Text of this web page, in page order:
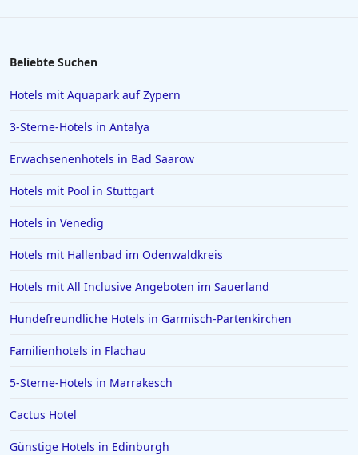
Hotels auf Korfu
Hotels in Antalya
Hotels in Neumünster
Hotels in Mayrhofen
Hotels in Elmshorn
Hotels in Hamm
Hotels in Marseille
Hotels in Luxemburg
Beliebte Suchen
Hotels mit Aquapark auf Zypern
3-Sterne-Hotels in Antalya
Erwachsenenhotels in Bad Saarow
Hotels mit Pool in Stuttgart
Hotels in Venedig
Hotels mit Hallenbad im Odenwaldkreis
Hotels mit All Inclusive Angeboten im Sauerland
Hundefreundliche Hotels in Garmisch-Partenkirchen
Familienhotels in Flachau
5-Sterne-Hotels in Marrakesch
Cactus Hotel
Günstige Hotels in Edinburgh